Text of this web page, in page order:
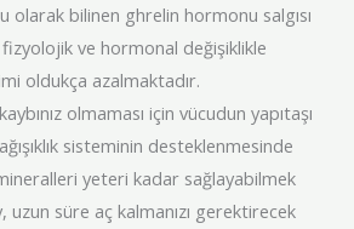
olarak bilinen ghrelin hormonu salgısı
ve hormonal değişiklikle
oldukça azalmaktadır.
olmaması için vücudun yapıtaşı
sisteminin desteklenmesinde
yeteri kadar sağlayabilmek
uzun süre aç kalmanızı gerektirecek